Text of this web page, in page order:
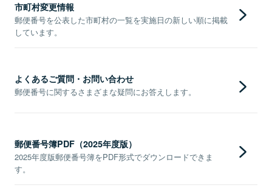
市町村変更情報
郵便番号を公表した市町村の一覧を実施日の新しい順に掲載
しています。
よくあるご質問・お問い合わせ
郵便番号に関するさまざまな疑問にお答えします。
郵便番号簿PDF（2025年度版）
2025年度版郵便番号簿をPDF形式でダウンロードできま
す。